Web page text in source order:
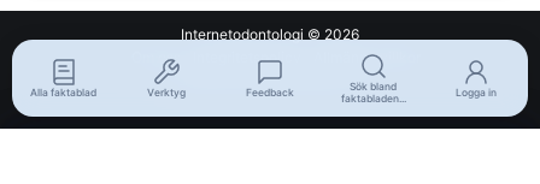
Internetodontologi © 2026
Om oss
Integritetspolicy
Allmänna villkor
En del av Internetmedicin.se
Alla faktablad Verktyg Feedback
Sök bland
faktabladen...
Logga in